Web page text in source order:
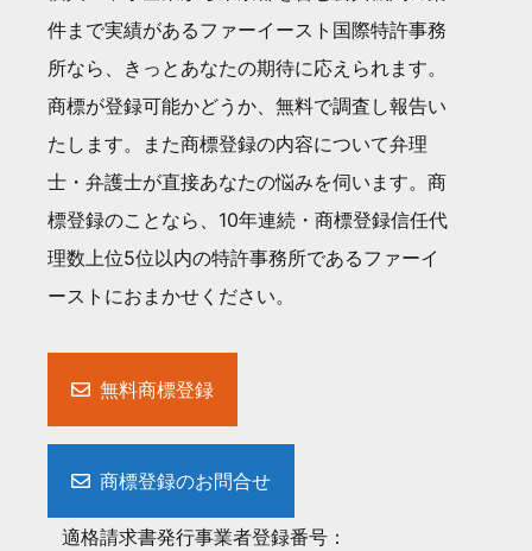
件まで実績があるファーイースト国際特許事務
所なら、きっとあなたの期待に応えられます。
商標が登録可能かどうか、無料で調査し報告い
たします。また商標登録の内容について弁理
士・弁護士が直接あなたの悩みを伺います。商
標登録のことなら、10年連続・商標登録信任代
理数上位5位以内の特許事務所であるファーイ
ーストにおまかせください。
無料商標登録
商標登録のお問合せ
適格請求書発行事業者登録番号：